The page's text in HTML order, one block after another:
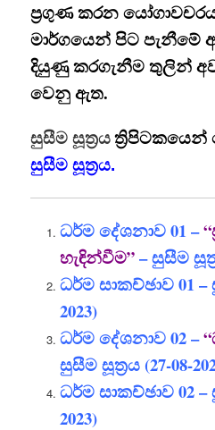
ප්‍රගුණ කරන
මාර්ගයෙන් පිට පැනීමේ
දියුණු කරගැනීම තුලින්
වෙනු ඇත.
සුසීම සූත්‍රය
සුසීම සූත්‍රය.
ධර්ම දේශනාව 01 –
හැඳින්වීම” – සුසීම
ධර්ම සාකච්ඡාව 01 –
2023)
ධර්ම දේශනාව 02 –
සුසීම සූත්‍රය (27-08-
ධර්ම සාකච්ඡාව 02 –
2023)